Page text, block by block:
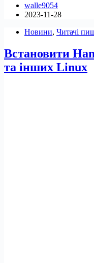
HandBrake
на
Mint
walle9054
2023-11-28
Новини, Читачі
Встановити
та інших Linux